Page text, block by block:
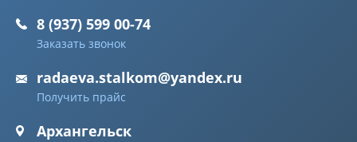
8 (937) 599 00-74
Заказать звонок
radaeva.stalkom@yandex.ru
Получить прайс
Архангельск